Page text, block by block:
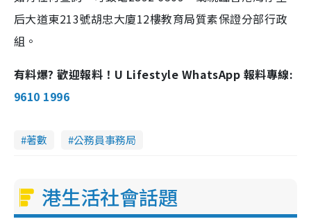
后大道東213號胡忠大廈12樓教育局質素保證分部行政
組。
有料爆? 歡迎報料！U Lifestyle WhatsApp 報料專線:
9610 1996
著數 公務員事務局
港生活社會話題